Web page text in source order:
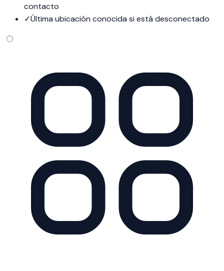
contacto
✓Última ubicación conocida si está desconectado